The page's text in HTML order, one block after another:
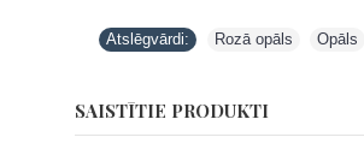
Atslēgvārdi: Rozā opāls Opāls
SAISTĪTIE PRODUKTI